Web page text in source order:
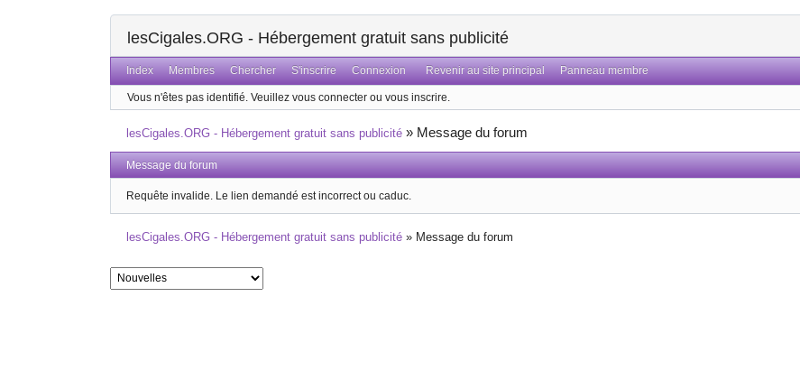
lesCigales.ORG - Hébergement gratuit sans publicité
Index Membres Chercher S'inscrire Connexion Revenir au site principal Panneau membre
Vous n'êtes pas identifié. Veuillez vous connecter ou vous inscrire.
lesCigales.ORG - Hébergement gratuit sans publicité » Message du forum
Message du forum
Requête invalide. Le lien demandé est incorrect ou caduc.
lesCigales.ORG - Hébergement gratuit sans publicité » Message du forum